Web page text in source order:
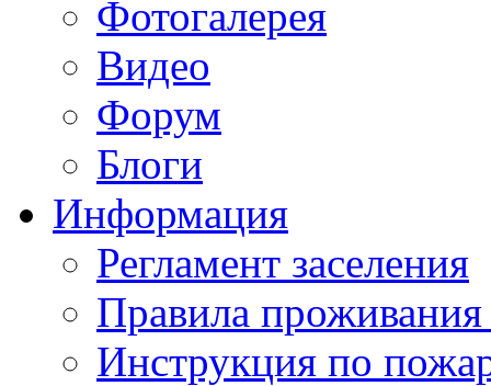
Фотогалерея
Видео
Форум
Блоги
Информация
Регламент заселения
Правила
Инструкция по